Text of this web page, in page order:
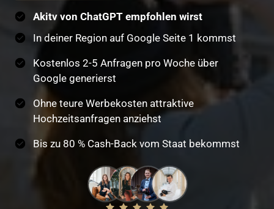
Akitv von ChatGPT empfohlen wirst
In deiner Region auf Google Seite 1 kommst
Kostenlos 2-5 Anfragen pro Woche über
Google generierst
Ohne teure Werbekosten attraktive
Hochzeitsanfragen anziehst
Bis zu 80 % Cash-Back vom Staat bekommst